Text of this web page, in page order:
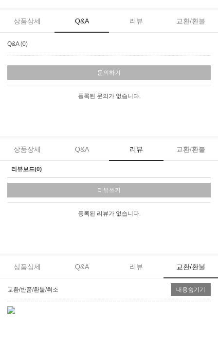
상품상세 Q&A 리뷰 교환/환불
Q&A (0)
문의하기
등록된 문의가 없습니다.
상품상세 Q&A 리뷰 교환/환불
리뷰보드(0)
리뷰쓰기
등록된 리뷰가 없습니다.
상품상세 Q&A 리뷰 교환/환불
교환/반품/환불/취소 내용숨기기